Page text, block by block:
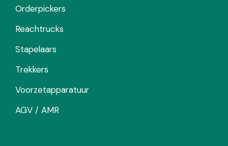
Orderpickers
Reachtrucks
Stapelaars
Trekkers
Voorzetapparatuur
AGV / AMR